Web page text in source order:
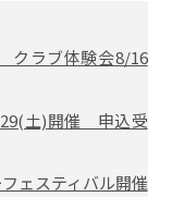
クラブ体験会8/16
土)開催 申込受
ェスティバル開催